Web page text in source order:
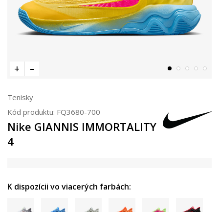
Tenisky
Kód produktu: FQ3680-700
Nike GIANNIS IMMORTALITY
4
K dispozícii vo viacerých farbách: